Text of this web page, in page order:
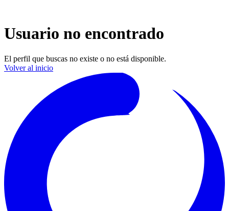
Usuario no encontrado
El perfil que buscas no existe o no está disponible.
Volver al inicio